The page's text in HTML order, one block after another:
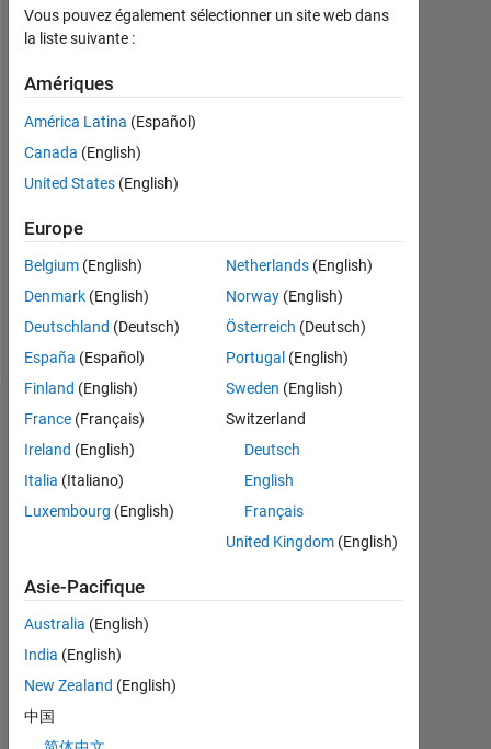
y a
Actif
depuis
2020
0
Following:
0
Follow
Tableau de bord
Statistiques
MATLAB Answers
CONTRIBUTIONS L
1
Vous pouvez également sélectionner un site web dans
la liste suivante :
Amériques
América Latina (Español)
Canada (English)
United States (English)
Europe
Belgium (English)
Denmark (English)
Deutschland (Deutsch)
España (Español)
Finland (English)
France (Français)
Ireland (English)
Italia (Italiano)
Luxembourg (English)
Netherlands(English)
Norway(English)
Österreich (Deutsch)
Portugal (English)
Sweden (English)
Switzerland
Deutsch
English
Français
United Kingdom(English)
Asie-Pacifique
Australia (English)
India (English)
New Zealand (English)
中国